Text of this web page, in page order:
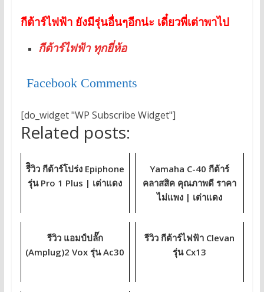
กีต้าร์ไฟฟ้า ยังมีรุ่นอื่นๆอีกน่ะ เดี๋ยวพี่เต่าพาไป
กีต้าร์ไฟฟ้า ทุกยี่ห้อ
Facebook Comments
[do_widget "WP Subscribe Widget"]
Related posts:
รีิวิว กีต้าร์โปร่ง Epiphone
รุ่น Pro 1 Plus | เต่าแดง
Yamaha C-40 กีต้าร์
คลาสสิค คุณภาพดี ราคา
ไม่แพง | เต่าแดง
รีวิว แอมป์ปลั๊ก
(Amplug)2 Vox รุ่น Ac30
รีวิว กีต้าร์ไฟฟ้า Clevan
รุ่น Cx13